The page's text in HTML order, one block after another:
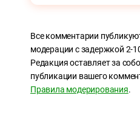
Все комментарии
модерации с задержкой 2-
Редакция оставляет за
публикации вашего
Правила модерирования.